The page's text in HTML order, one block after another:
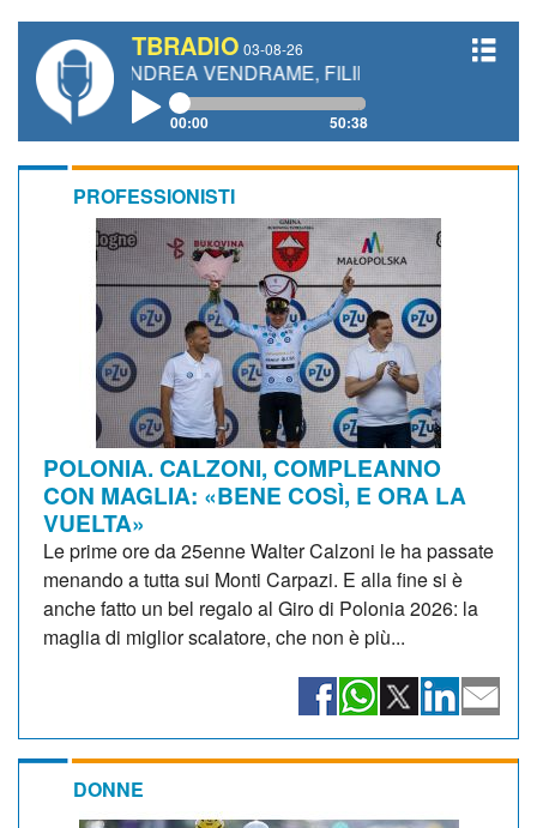
TBRADIO 03-08-26
VENDRAME, FILIPPO FIORELLI
00:00 50:38
PROFESSIONISTI
POLONIA. CALZONI, COMPLEANNO
CON MAGLIA: «BENE COSÌ, E ORA LA
VUELTA»
Le prime ore da 25enne Walter Calzoni le ha passate
menando a tutta sui Monti Carpazi. E alla fine si è
anche fatto un bel regalo al Giro di Polonia 2026: la
maglia di miglior scalatore, che non è più...
DONNE